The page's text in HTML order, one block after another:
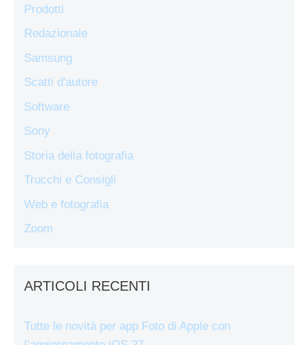
Prodotti
Redazionale
Samsung
Scatti d'autore
Software
Sony
Storia della fotografia
Trucchi e Consigli
Web e fotografia
Zoom
ARTICOLI RECENTI
Tutte le novità per app Foto di Apple con